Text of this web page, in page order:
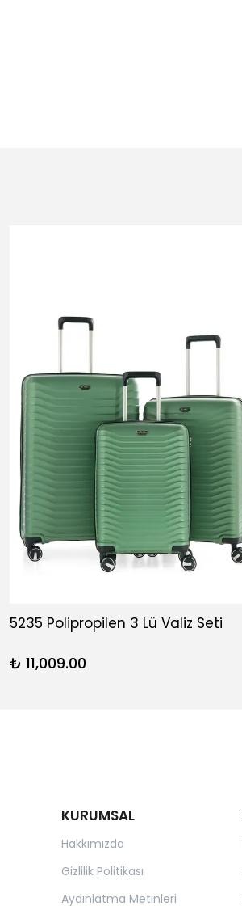
5235 Polipropilen 3 Lü Valiz Seti
₺ 11,009.00
KURUMSAL
Hakkımızda
Gizlilik Politikası
Aydınlatma Metinleri